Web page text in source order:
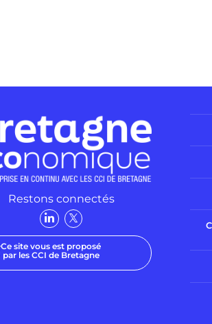
Restons connectés
Ce site vous est proposé
par les CCI de Bretagne